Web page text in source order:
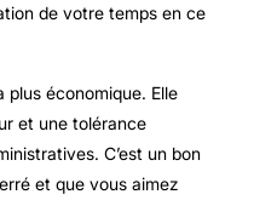
de votre temps en ce
plus économique. Elle
et une tolérance
C’est un bon
et que vous aimez